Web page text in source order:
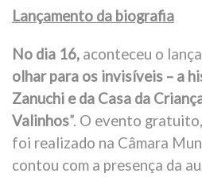
Lançamento da biografia
No dia 16, aconteceu o
olhar para os invisíveis – a
Zanuchi e da Casa da
Valinhos”. O evento
foi realizado na Câmara
contou com a presença da